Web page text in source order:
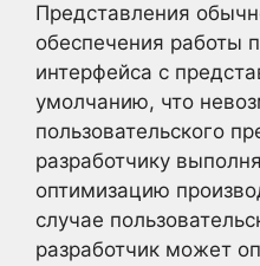
Представления
обеспечения работы
интерфейса с
умолчанию, что
пользовательского
разработчику
оптимизацию
случае
разработчик может